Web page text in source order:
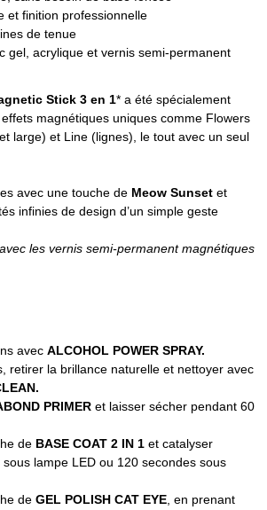
et finition professionnelle
de tenue
gel, acrylique et vernis semi-permanent
Stick 3 en 1* a été spécialement
magnétiques uniques comme Flowers
large) et Line (lignes), le tout avec un seul
avec une touche de Meow Sunset et
infinies de design d’un simple geste
les vernis semi-permanent magnétiques
avec ALCOHOL POWER SPRAY.
retirer la brillance naturelle et nettoyer avec
PRIMER et laisser sécher pendant 60
de BASE COAT 2 IN 1 et catalyser
lampe LED ou 120 secondes sous
de GEL POLISH CAT EYE, en prenant